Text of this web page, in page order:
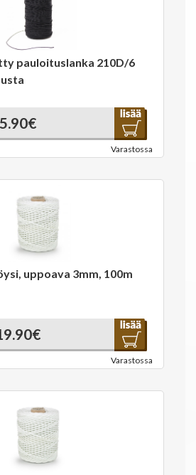
pauloituslanka 210D/6
5.90€
Varastossa
uppoava 3mm, 100m
Varastossa